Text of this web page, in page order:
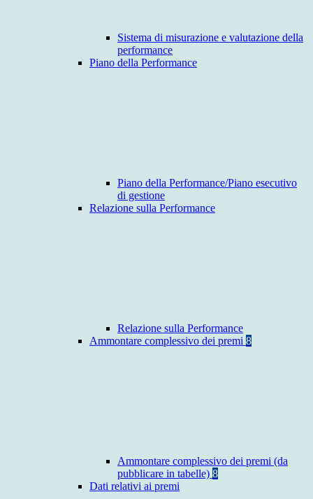
Sistema di misurazione e valutazione della
performance
Piano della Performance
Piano della Performance/Piano esecutivo
di gestione
Relazione sulla Performance
Relazione sulla Performance
Ammontare complessivo dei premi 8
Ammontare complessivo dei premi (da
pubblicare in tabelle) 8
Dati relativi ai premi